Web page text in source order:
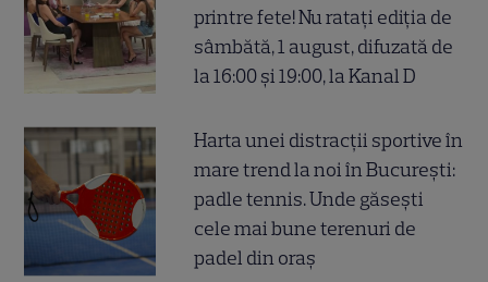
printre fete! Nu ratați ediția de
sâmbătă, 1 august, difuzată de
la 16:00 și 19:00, la Kanal D
Harta unei distracții sportive în
mare trend la noi în București:
padle tennis. Unde găsești
cele mai bune terenuri de
padel din oraș